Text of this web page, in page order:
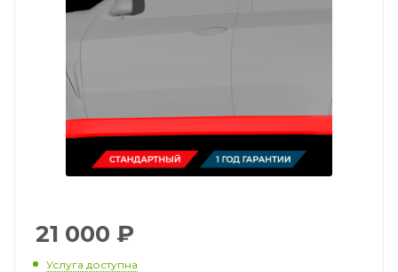
21 000 ₽
Услуга доступна